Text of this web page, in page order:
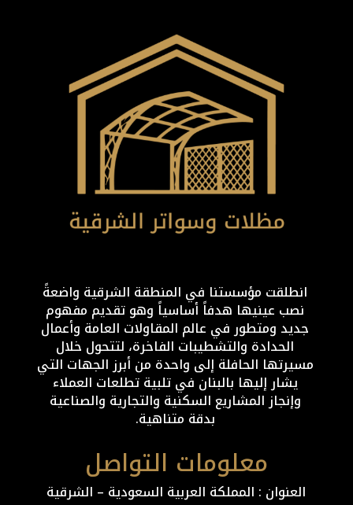
انطلقت مؤسستنا في المنطقة الشرقية واضعةً
نصب عينيها هدفاً أساسياً وهو تقديم مفهوم
جديد ومتطور في عالم المقاولات العامة وأعمال
الحدادة والتشطيبات الفاخرة، لتتحول خلال
مسيرتها الحافلة إلى واحدة من أبرز الجهات التي
يشار إليها بالبنان في تلبية تطلعات العملاء
وإنجاز المشاريع السكنية والتجارية والصناعية
بدقة متناهية.
معلومات التواصل
العنوان : المملكة العربية السعودية – الشرقية